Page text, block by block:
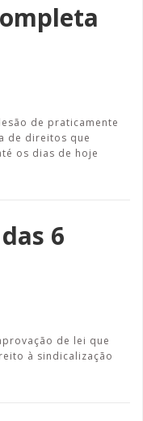
de praticamente
de direitos que
os dias de hoje
6
de lei que
à sindicalização